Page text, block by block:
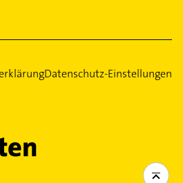
Datenschutz-Einstellungen